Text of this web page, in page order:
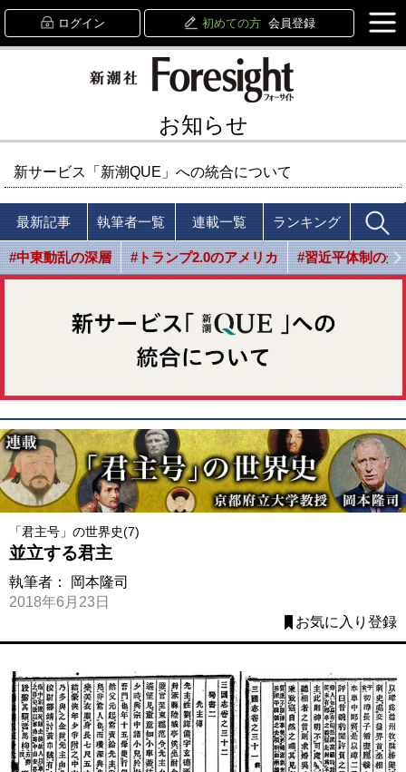
ログイン 初めての方 会員登録
お知らせ
新サービス「新潮QUE」への統合について
最新記事 執筆者一覧 連載一覧 ランキング
#中東動乱の深層 #トランプ2.0のアメリカ #習近平体制の光
「君主号」の世界史(7)
並立する君主
執筆者：
岡本隆司
2018年6月23日
お気に入り登録